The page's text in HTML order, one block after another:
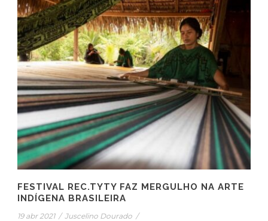
FESTIVAL REC.TYTY FAZ MERGULHO NA ARTE
INDÍGENA BRASILEIRA
19 abr 2021 / Juscelino Dourado /